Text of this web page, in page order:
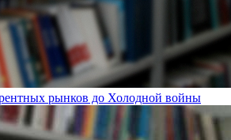
рынков до Холодной войны